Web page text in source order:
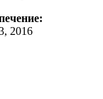
2016